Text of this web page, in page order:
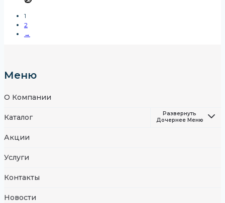
1
2
→
Меню
О Компании
Каталог
Развернуть
Дочернее Меню
Акции
Услуги
Контакты
Новости